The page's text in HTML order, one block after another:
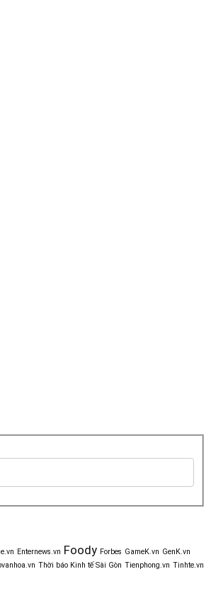
Enternews.vn Foody Forbes GameK.vn GenK.vn
Thời báo Kinh tế Sài Gòn Tienphong.vn Tinhte.vn